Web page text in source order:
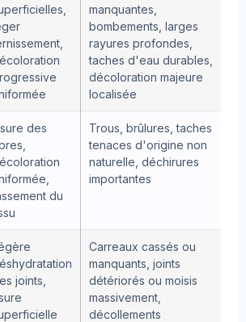
manquantes,
bombements, larges
rayures profondes,
taches d'eau durables,
décoloration majeure
localisée
des
du
Trous, brûlures, taches
tenaces d'origine non
naturelle, déchirures
importantes
joints,
Carreaux cassés ou
manquants, joints
détériorés ou moisis
massivement,
décollements